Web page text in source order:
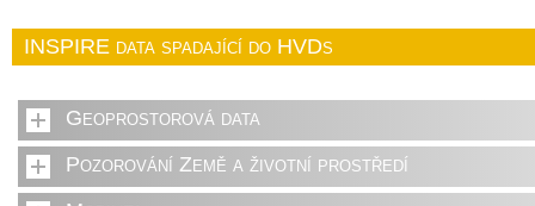
INSPIRE data spadající do HVDs
Geoprostorová data
Pozorování Země a životní prostředí